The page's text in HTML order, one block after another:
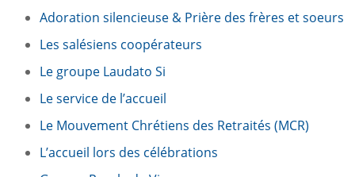
Adoration silencieuse & Prière des frères et soeurs
Les salésiens coopérateurs
Le groupe Laudato Si
Le service de l’accueil
Le Mouvement Chrétiens des Retraités (MCR)
L’accueil lors des célébrations